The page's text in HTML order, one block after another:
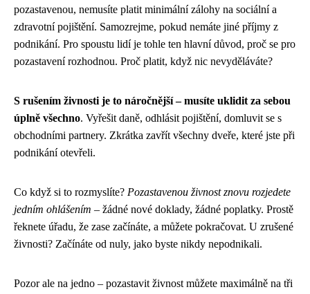
pozastavenou, nemusíte platit minimální zálohy na sociální a
zdravotní pojištění. Samozrejme, pokud nemáte jiné příjmy z
podnikání. Pro spoustu lidí je tohle ten hlavní důvod, proč se pro
pozastavení rozhodnou. Proč platit, když nic nevyděláváte?
S rušením živnosti je to náročnější – musíte uklidit za sebou
úplně všechno. Vyřešit daně, odhlásit pojištění, domluvit se s
obchodními partnery. Zkrátka zavřít všechny dveře, které jste při
podnikání otevřeli.
Co když si to rozmyslíte? Pozastavenou živnost znovu rozjedete
jedním ohlášením – žádné nové doklady, žádné poplatky. Prostě
řeknete úřadu, že zase začínáte, a můžete pokračovat. U zrušené
živnosti? Začínáte od nuly, jako byste nikdy nepodnikali.
Pozor ale na jedno – pozastavit živnost můžete maximálně na tři